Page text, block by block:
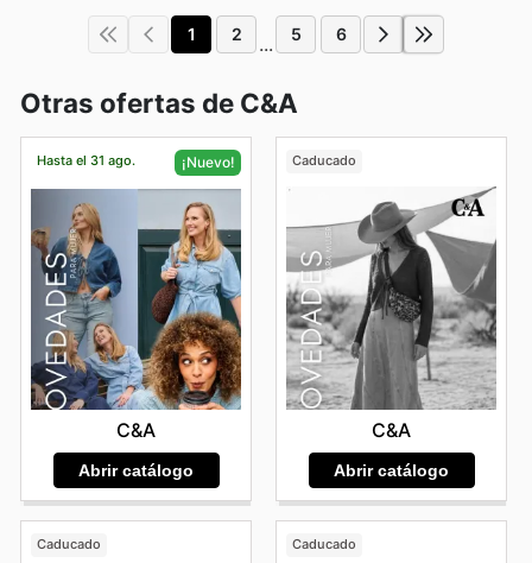
1 2 ... 5 6
Otras ofertas de C&A
Hasta el 31 ago. ¡Nuevo!
C&A
Abrir catálogo
Caducado
C&A
Abrir catálogo
Caducado Caducado